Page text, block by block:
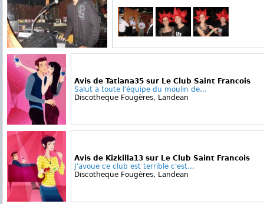
Avis de Tatiana35 sur Le Club Saint Francois
Salut a toute l'équipe du moulin de...
Discotheque Fougères, Landean
Avis de Kizkilla13 sur Le Club Saint Francois
J'avoue ce club est terrible c'est...
Discotheque Fougères, Landean